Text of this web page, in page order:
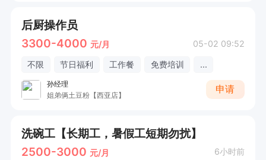
后厨操作员
3300-4000 元/月 05-02 09:52
不限 节日福利 工作餐 免费培训 ...
孙经理
姐弟俩土豆粉【西亚店】
申请
洗碗工【长期工，暑假工短期勿扰】
2500-3000 元/月 6小时前